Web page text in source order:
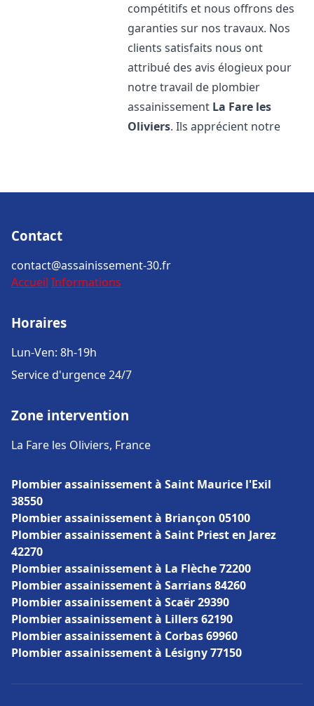
compétitifs et nous offrons des
garanties sur nos travaux. Nos
clients satisfaits nous ont
attribué des avis élogieux pour
notre travail de plombier
assainissement La Fare les
Oliviers. Ils apprécient notre
Contact
contact@assainissement-30.fr
Accueil Informations
Horaires
Lun-Ven: 8h-19h
Service d'urgence 24/7
Zone intervention
La Fare les Oliviers, France
Plombier assainissement à Saint Maurice l'Exil
38550
Plombier assainissement à Briançon 05100
Plombier assainissement à Saint Priest en Jarez
42270
Plombier assainissement à La Flèche 72200
Plombier assainissement à Sarrians 84260
Plombier assainissement à Scaër 29390
Plombier assainissement à Lillers 62190
Plombier assainissement à Corbas 69960
Plombier assainissement à Lésigny 77150